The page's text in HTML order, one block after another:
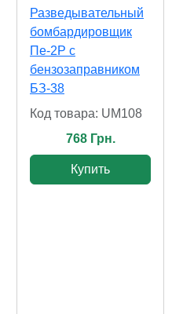
Разведывательный
бомбардировщик
Пе-2Р с
бензозаправником
БЗ-38
Код товара: UM108
768 Грн.
Купить